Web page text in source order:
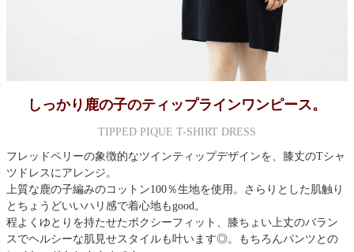
しっかり鹿の子のティップラインワンピース。
TIPPED PIQUE T-SHIRT DRESS
フレッドペリーの象徴的なツインティップデザインを、膝丈のTシャ
ツドレスにアレンジ。
上質な鹿の子編みのコットン100％生地を使用。さらりとした肌触り
とちょうどいいハリ感で着心地もgood。
程よくゆとりを持たせたボクシーフィット、膝ちょい上丈のバラン
スでヘルシーな肌見せスタイルも叶います◎。もちろんパンツとの